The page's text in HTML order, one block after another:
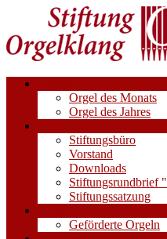
Orgel des Monats
Orgel des Jahres
Stiftungsbüro
Vorstand
Downloads
Stiftungsrundbrief
Stiftungssatzung
Geförderte Orgeln